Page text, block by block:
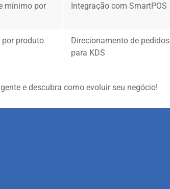
mínimo por
Integração com SmartPOS
produto
Direcionamento de pedidos
para KDS
e descubra como evoluir seu negócio!